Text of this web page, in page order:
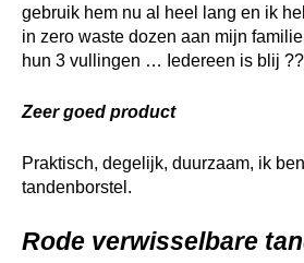
gebruik hem nu al heel lang en ik
in zero waste dozen aan mijn
hun 3 vullingen … Iedereen is blij
Zeer goed product
Praktisch, degelijk, duurzaam, ik
tandenborstel.
Rode verwisselbare